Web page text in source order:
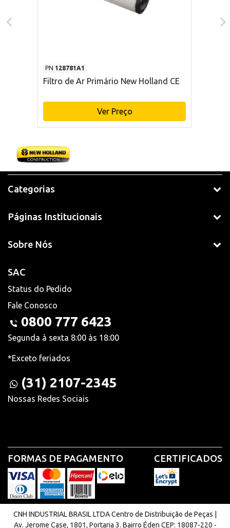
PN 128781A1
Filtro de Ar Primário New Holland CE
Ver Preço
Categorias
Páginas Institucionais
Sobre Nós
SAC
Status do Pedido
Fale Conosco
0800 777 6423
Segunda à sexta 8:00 às 18:00
*Exceto feriados
(31) 2107-2345
Nossas Redes Sociais
FORMAS DE PAGAMENTO CERTIFICADOS
CNH INDUSTRIAL BRASIL LTDA Centro de Distribuição de Peças |
Av. Jerome Case, 1801, Portaria 3. Bairro Éden CEP: 18087-220 -